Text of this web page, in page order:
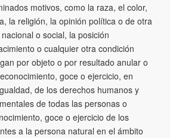
motivos, como la raza, el color,
la religión, la opinión política o de otra
o social, la posición
o cualquier otra condición
por objeto o por resultado anular o
goce o ejercicio, en
de los derechos humanos y
de todas las personas o
goce o ejercicio de los
a la persona natural en el ámbito